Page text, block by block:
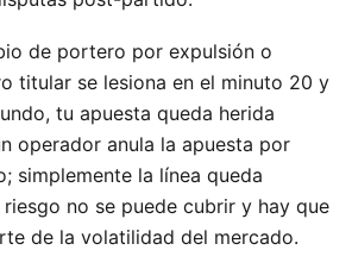
de portero por expulsión o
titular se lesiona en el minuto 20 y
tu apuesta queda herida
operador anula la apuesta por
simplemente la línea queda
riesgo no se puede cubrir y hay que
de la volatilidad del mercado.